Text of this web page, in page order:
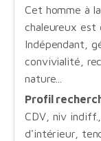
Cet homme à
chaleureux est
Indépendant,
convivialité,
nature...
Profil
CDV, niv
d'intérieur,